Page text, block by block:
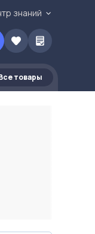
знаний
товары